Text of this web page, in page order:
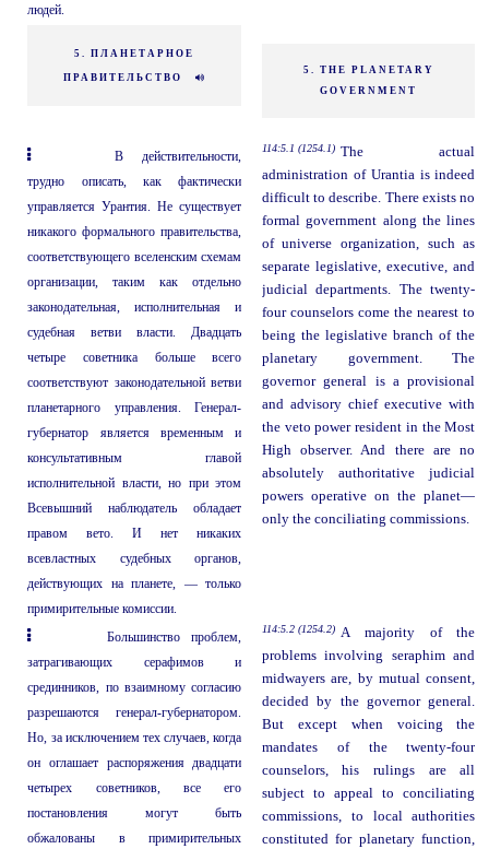
людей.
5. ПЛАНЕТАРНОЕ
ПРАВИТЕЛЬСТВО
5. THE PLANETARY
GOVERNMENT
В действительности,
трудно описать, как фактически
управляется Урантия. Не существует
никакого формального правительства,
соответствующего вселенским схемам
организации, таким как отдельно
законодательная, исполнительная и
судебная ветви власти. Двадцать
четыре советника больше всего
соответствуют законодательной ветви
планетарного управления. Генерал-
губернатор является временным и
консультативным главой
исполнительной власти, но при этом
Всевышний наблюдатель обладает
правом вето. И нет никаких
всевластных судебных органов,
действующих на планете, — только
примирительные комиссии.
114:5.1 (1254.1) The actual
administration of Urantia is indeed
difficult to describe. There exists no
formal government along the lines
of universe organization, such as
separate legislative, executive, and
judicial departments. The twenty-
four counselors come the nearest to
being the legislative branch of the
planetary government. The
governor general is a provisional
and advisory chief executive with
the veto power resident in the Most
High observer. And there are no
absolutely authoritative judicial
powers operative on the planet—
only the conciliating commissions.
Большинство проблем,
затрагивающих серафимов и
срединников, по взаимному согласию
разрешаются генерал-губернатором.
Но, за исключением тех случаев, когда
он оглашает распоряжения двадцати
четырех советников, все его
постановления могут быть
обжалованы в примирительных
114:5.2 (1254.2) A majority of the
problems involving seraphim and
midwayers are, by mutual consent,
decided by the governor general.
But except when voicing the
mandates of the twenty-four
counselors, his rulings are all
subject to appeal to conciliating
commissions, to local authorities
constituted for planetary function,